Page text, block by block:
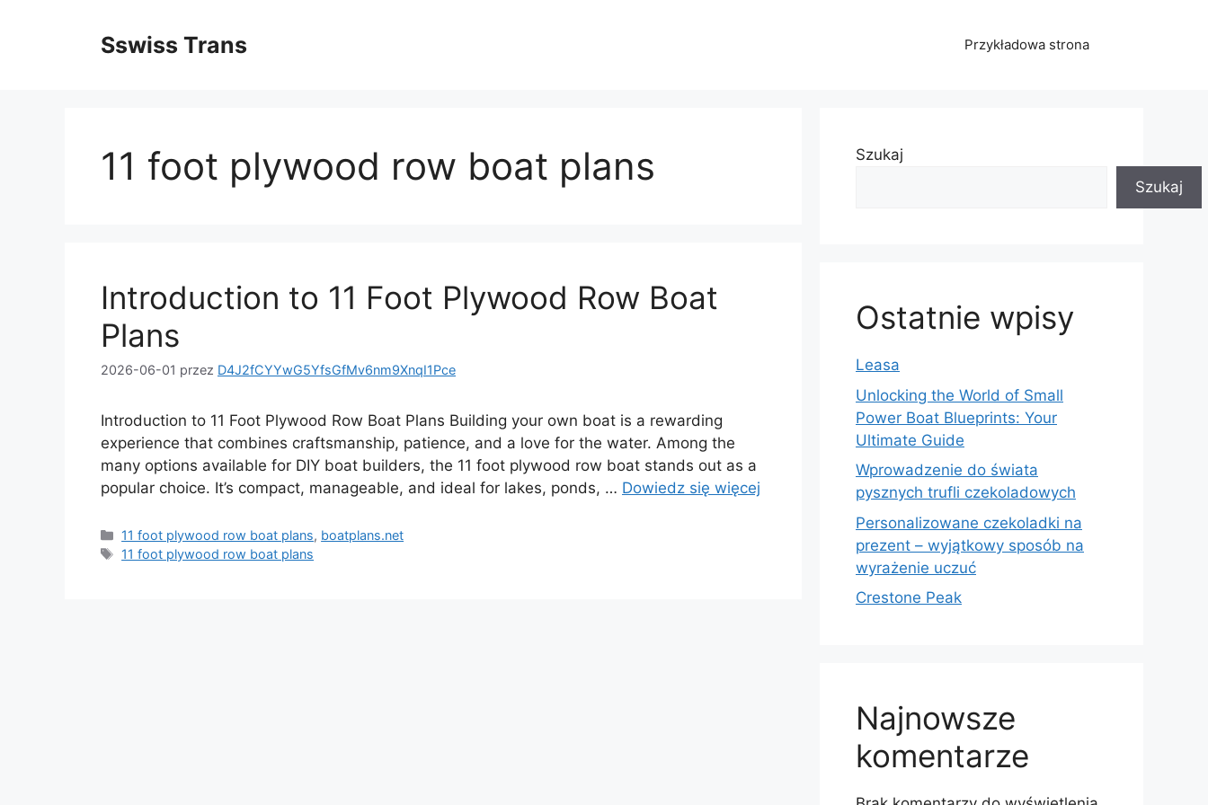
Sswiss Trans Przykładowa strona
11 foot plywood row boat plans
Introduction to 11 Foot Plywood Row Boat
Plans
2026-06-01 przez D4J2fCYYwG5YfsGfMv6nm9XnqI1Pce
Introduction to 11 Foot Plywood Row Boat Plans Building your own boat is a rewarding
experience that combines craftsmanship, patience, and a love for the water. Among the
many options available for DIY boat builders, the 11 foot plywood row boat stands out as a
popular choice. It’s compact, manageable, and ideal for lakes, ponds, … Dowiedz się więcej
Kategorie
11 foot plywood row boat plans, boatplans.net
Tagi
11 foot plywood row boat plans
Szukaj
Szukaj
Ostatnie wpisy
Leasa
Unlocking the World of Small
Power Boat Blueprints: Your
Ultimate Guide
Wprowadzenie do świata
pysznych trufli czekoladowych
Personalizowane czekoladki na
prezent – wyjątkowy sposób na
wyrażenie uczuć
Crestone Peak
Najnowsze
komentarze